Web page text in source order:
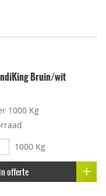
Bruin/wit
1000 Kg
1000 Kg
offerte